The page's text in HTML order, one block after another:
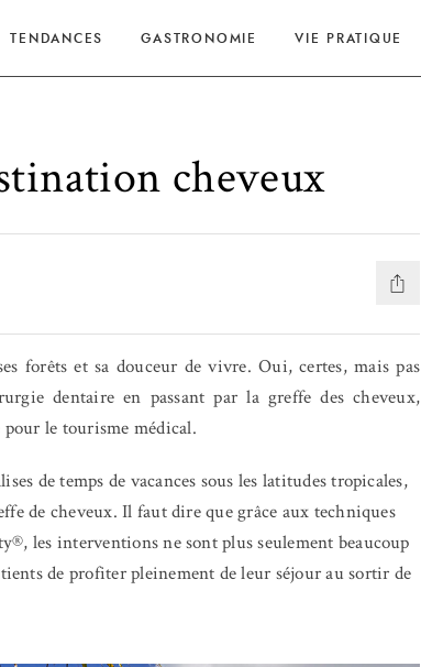
TENDANCES GASTRONOMIE VIE PRATIQUE
cheveux
forêts et sa douceur de vivre. Oui, certes, mais pas
dentaire en passant par la greffe des cheveux,
le tourisme médical.
de temps de vacances sous les latitudes tropicales,
de cheveux. Il faut dire que grâce aux techniques
les interventions ne sont plus seulement beaucoup
de profiter pleinement de leur séjour au sortir de